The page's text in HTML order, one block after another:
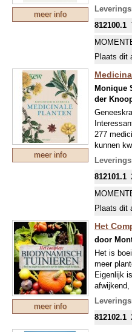
sprookjes
meer info
812100.1
Plaats dit
meer info
Monique
der
277
kunnen
crèmes
Royal
kleine
De
Botanical
planten (
812101.1
Plaats dit
meer info
Het
door
Het is
meer
Eigenlijk
afwijkend,
diverse
Dit boek
812102.1